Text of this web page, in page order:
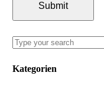
Submit
Search
for:
Kategorien